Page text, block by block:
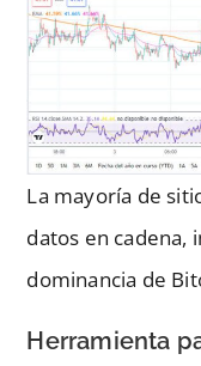
La mayoría de
datos en cadena,
dominancia de
Herramienta